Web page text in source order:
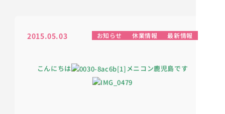
2015.05.03 お知らせ 休業情報 最新情報
こんにちは メニコン鹿児島です